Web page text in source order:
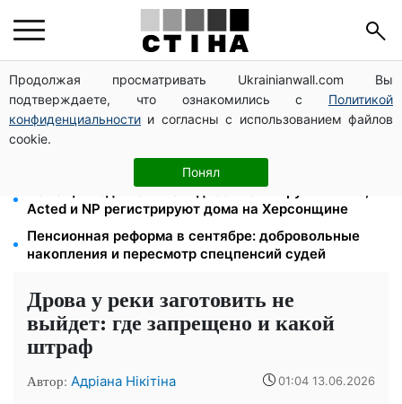
Продолжая просматривать Ukrainianwall.com Вы
подтверждаете, что ознакомились с Политикой
конфиденциальности и согласны с использованием файлов
cookie.
Понял
Цифровизация дел и ВВК: юрист Танасийчук —
почему проверки ТЦК не работают без смены
системы
200+ тысяч в СЗЧ, миллионы в розыске: Федоров
раскрыл план реформы мобилизации и ТЦК
Помощь людям с инвалидностью I-II группы: DRC,
Acted и NP регистрируют дома на Херсонщине
Пенсионная реформа в сентябре: добровольные
накопления и пересмотр спецпенсий судей
Дрова у реки заготовить не
выйдет: где запрещено и какой
штраф
Автор: Адріана Нікітіна 01:04 13.06.2026